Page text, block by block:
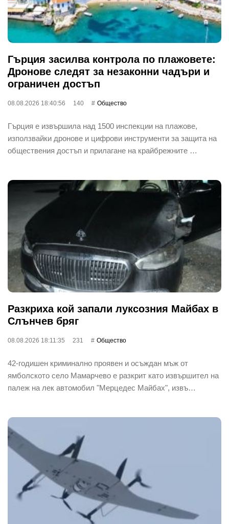
Гърция засилва контрола по плажовете:
Дронове следят за незаконни чадъри и
ограничен достъп
08.08.2026 18:40:56 140 Общество
Гърция е извършила над 1500 инспекции на плажове,
използвайки дронове и цифрови инструменти за защита на
обществения достъп и прилагане на крайбрежните …
Разкриха кой запали луксозния Майбах в
Слънчев бряг
08.08.2026 18:11:35 231 Общество
42-годишен криминално проявен и осъждан мъж от
ямболското село Мамарчево е разкрит като извършител на
палеж на лек автомобил "Мерцедес Майбах", извъ…